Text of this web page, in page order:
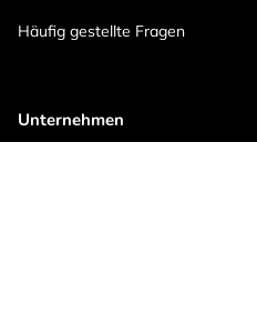
Häufig gestellte Fragen
Unternehmen